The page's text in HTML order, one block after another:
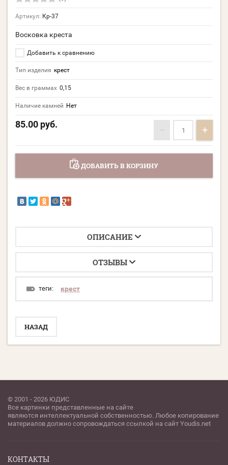
Артикул: Кр-37
Восковка креста
Добавить к сравнению
Тип изделия крест
Вес в граммах 0,15
Наличие камней Нет
85.00 руб. − +
ДОБАВИТЬ В КОРЗИНУ
ОПИСАНИЕ
ОТЗЫВЫ
теги: крест
НАЗАД
© 2001 - 2026 ЮДИС
Все картинки представленные на сайте
являются интеллектуальной собственностью. Любое копирование
материалов должно сопровождаться ссылкой на сайт Youdis.net
КОНТАКТЫ